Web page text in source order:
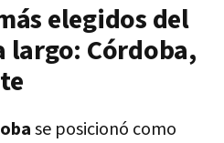
elegidos del
largo: Córdoba,
se posicionó como